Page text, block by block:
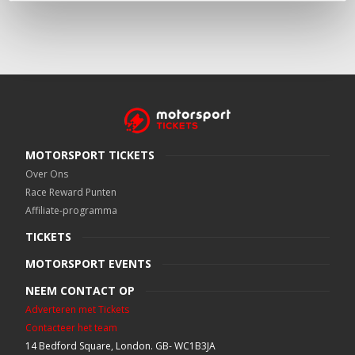
MOTORSPORT TICKETS
Over Ons
Race Reward Punten
Affiliate-programma
TICKETS
MOTORSPORT EVENTS
NEEM CONTACT OP
Adverteren met Tickets
Contacteer het team
14 Bedford Square, London. GB- WC1B3JA